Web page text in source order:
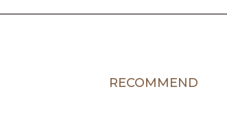
RECOMMEND